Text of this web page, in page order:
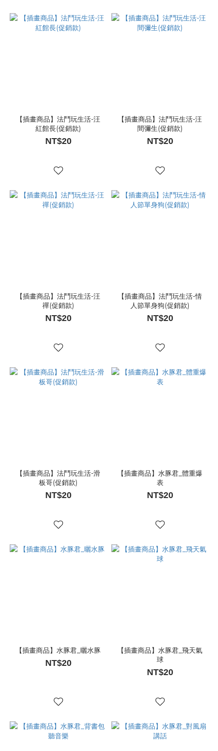
【插畫商品】法鬥玩生活-汪
紅館長(促銷款)
NT$20
【插畫商品】法鬥玩生活-汪
間彌生(促銷款)
NT$20
【插畫商品】法鬥玩生活-汪
禪(促銷款)
NT$20
【插畫商品】法鬥玩生活-情
人節單身狗(促銷款)
NT$20
【插畫商品】法鬥玩生活-滑
板哥(促銷款)
NT$20
【插畫商品】水豚君_體重爆
表
NT$20
【插畫商品】水豚君_曬水豚
NT$20
【插畫商品】水豚君_飛天氣
球
NT$20